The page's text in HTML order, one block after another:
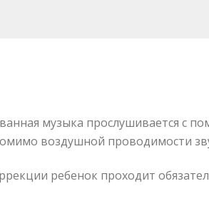
музыка прослушивается с
воздушной проводимости
ребенок проходит